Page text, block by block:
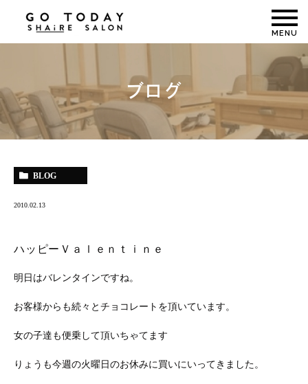
MENU
ブログ
BLOG
2010.02.13
ハッピーＶａｌｅｎｔｉｎｅ
明日はバレンタインですね。
お客様からも続々とチョコレートを頂いています。
女の子達も便乗して頂いちゃてます
りょうも今週の火曜日のお休みに買いにいってきました。